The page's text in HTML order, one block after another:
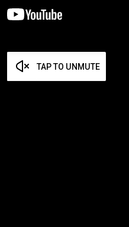
TAP TO UNMUTE